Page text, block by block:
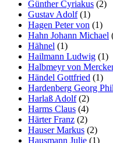
Günther Cyriakus (2)
Gustav Adolf(1)
Hagen Peter von (1)
Hahn Johann Michael
Hähnel (1)
Hailmann Ludwig (1)
Halbmeyr von
Händel Gottfried (1)
Hardenberg Georg
Harlaß Adolf(2)
Harms Claus (4)
Härter Franz (2)
Hauser Markus (2)
Hausmann Julie (1)